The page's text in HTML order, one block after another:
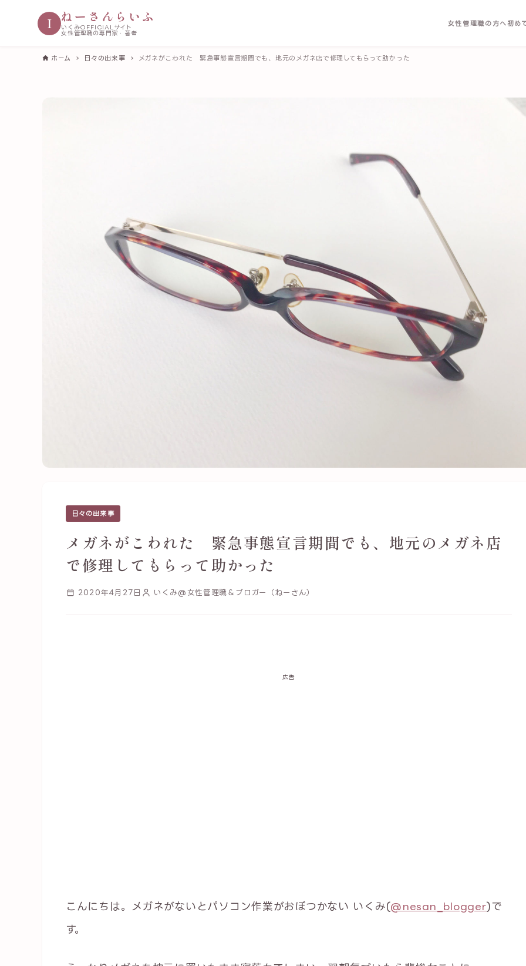
I ねーさんらいふ
いくみOFFICIALサイト
女性管理職の専門家・著者
女性管理職の方へ初め
ホーム 日々の出来事 メガネがこわれた 緊急事態宣言期間でも、地元のメガネ店で修理してもらって助かった
日々の出来事
メガネがこわれた 緊急事態宣言期間でも、地元のメガネ店
で修理してもらって助かった
2020年4月27日 いくみ@女性管理職＆ブロガー（ねーさん）
広告
こんにちは。メガネがないとパソコン作業がおぼつかない いくみ(@nesan_blogger)で
す。